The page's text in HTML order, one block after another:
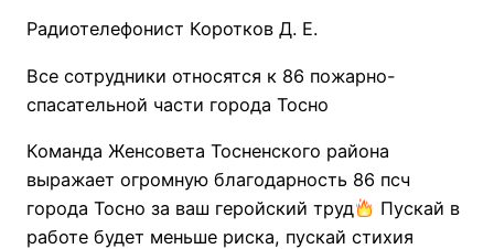
Радиотелефонист Коротков Д. Е.
Все сотрудники относятся к 86 пожарно-
спасательной части города Тосно
Команда Женсовета Тосненского района
выражает огромную благодарность 86 псч
города Тосно за ваш геройский труд
Пускай в
работе будет меньше риска, пускай стихия